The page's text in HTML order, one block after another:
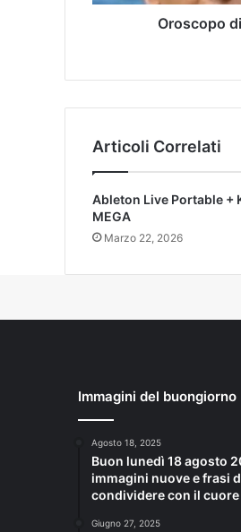
Oroscopo
Articoli Correlati
Ableton Live Portable +
MEGA
Marzo 22, 2026
Immagini del buongiorno
Agosto 18, 2025
Buon lunedì 18 agosto
immagini nuove e frasi
condividere con il cuore
Giugno 27, 2025